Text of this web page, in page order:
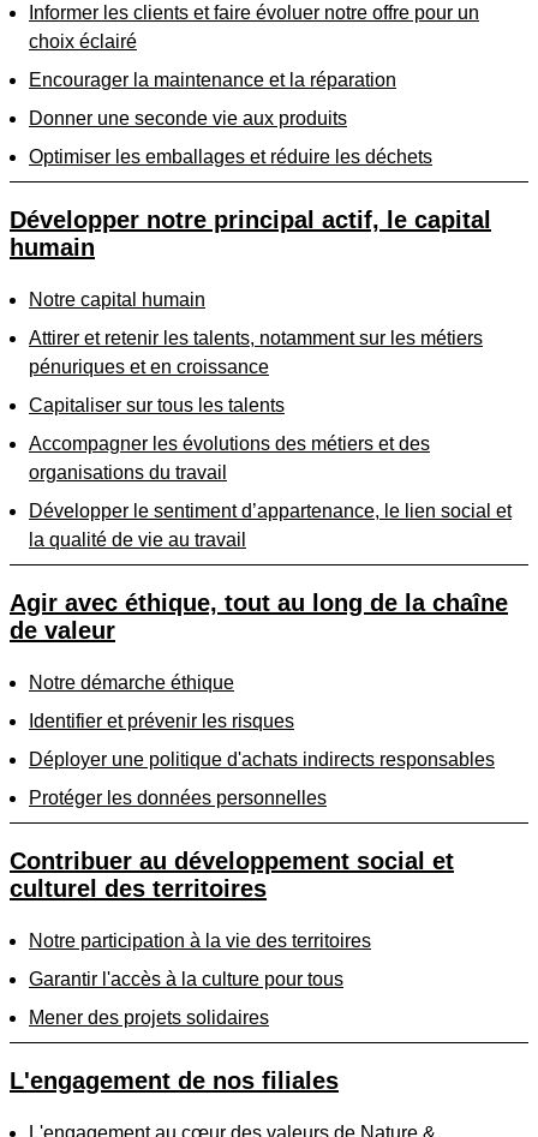
Informer les clients et faire évoluer notre offre pour un
choix éclairé
Encourager la maintenance et la réparation
Donner une seconde vie aux produits
Optimiser les emballages et réduire les déchets
Développer notre principal actif, le capital
humain
Notre capital humain
Attirer et retenir les talents, notamment sur les métiers
pénuriques et en croissance
Capitaliser sur tous les talents
Accompagner les évolutions des métiers et des
organisations du travail
Développer le sentiment d’appartenance, le lien social et
la qualité de vie au travail
Agir avec éthique, tout au long de la chaîne
de valeur
Notre démarche éthique
Identifier et prévenir les risques
Déployer une politique d'achats indirects responsables
Protéger les données personnelles
Contribuer au développement social et
culturel des territoires
Notre participation à la vie des territoires
Garantir l'accès à la culture pour tous
Mener des projets solidaires
L'engagement de nos filiales
L'engagement au cœur des valeurs de Nature &